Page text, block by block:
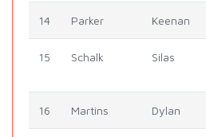
14 Parker Keenan
15 Schalk Silas
16 Martins Dylan